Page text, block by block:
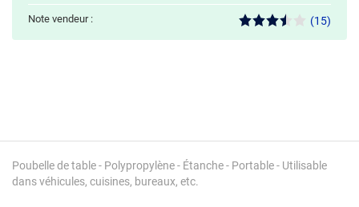
Poubelle de table - Polypropylène - Étanche - Portable - Utilisable
dans véhicules, cuisines, bureaux, etc.
Note vendeur : (15)